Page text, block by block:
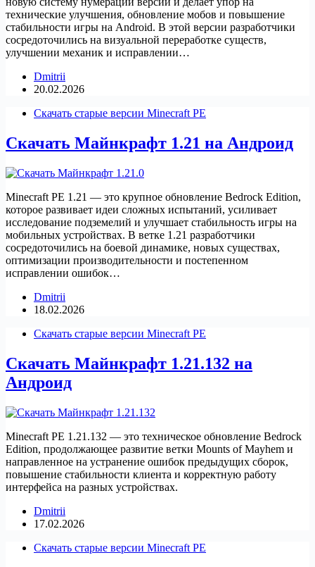
технические улучшения, обновление мобов и повышение
стабильности игры на Android. В этой версии разработчики
сосредоточились на визуальной переработке существ,
улучшении механик и исправлении…
Dmitrii
20.02.2026
Скачать старые версии Minecraft PE
Скачать Майнкрафт 1.21 на Андроид
Minecraft PE 1.21 — это крупное обновление Bedrock Edition,
которое развивает идеи сложных испытаний, усиливает
исследование подземелий и улучшает стабильность игры на
мобильных устройствах. В ветке 1.21 разработчики
сосредоточились на боевой динамике, новых существах,
оптимизации производительности и постепенном
исправлении ошибок…
Dmitrii
18.02.2026
Скачать старые версии Minecraft PE
Скачать Майнкрафт 1.21.132 на
Андроид
Minecraft PE 1.21.132 — это техническое обновление Bedrock
Edition, продолжающее развитие ветки Mounts of Mayhem и
направленное на устранение ошибок предыдущих сборок,
повышение стабильности клиента и корректную работу
интерфейса на разных устройствах.
Dmitrii
17.02.2026
Скачать старые версии Minecraft PE